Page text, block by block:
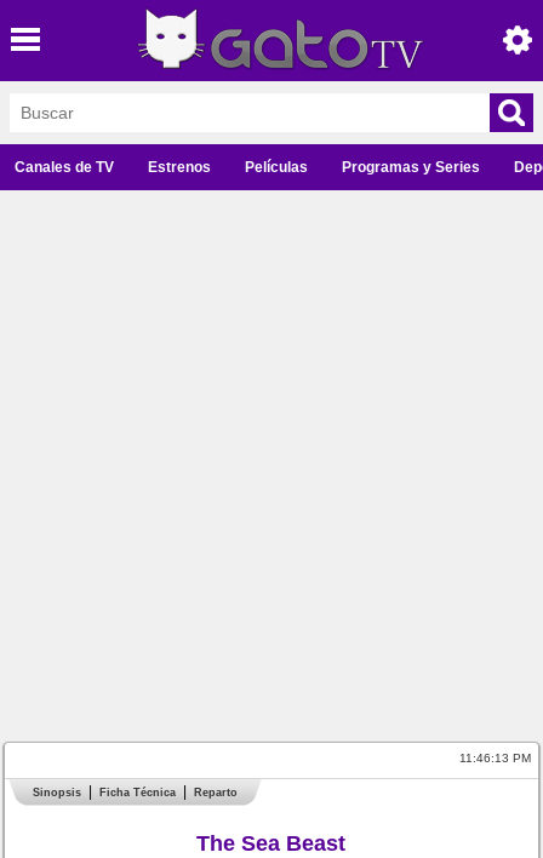
Canales de TV Estrenos Películas Programas y Series
11:46:13 PM
Sinopsis Ficha Técnica Reparto
The Sea Beast